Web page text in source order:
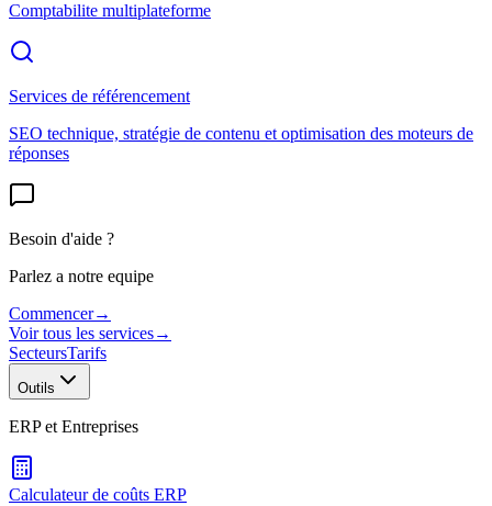
Comptabilite multiplateforme
Services de référencement
SEO technique, stratégie de contenu et optimisation des moteurs de
réponses
Besoin d'aide ?
Parlez a notre equipe
Commencer→
Voir tous les services→
SecteursTarifs
Outils
ERP et Entreprises
Calculateur de coûts ERP